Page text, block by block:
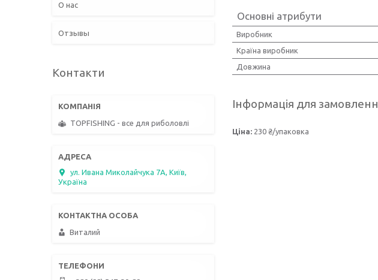
Основні атрибути
Виробник
Країна виробник
Довжина
Інформація для
Ціна: 230 ₴/упаковка
О нас
Отзывы
Контакти
TOPFISHING - все для риболовлі
ул. Ивана Миколайчука 7А, Київ,
Україна
Виталий